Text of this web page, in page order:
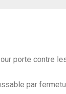
porte contre
par